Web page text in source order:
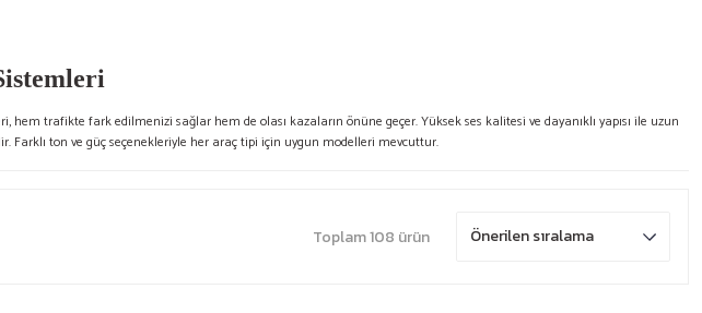
hem trafikte fark edilmenizi sağlar hem de olası kazaların önüne geçer. Yüksek ses kalitesi ve dayanıklı yapısı ile uzun
Farklı ton ve güç seçenekleriyle her araç tipi için uygun modelleri mevcuttur.
Toplam 108 ürün